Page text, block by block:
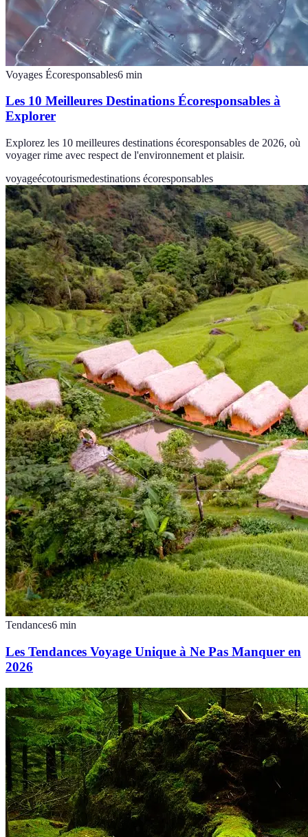
Voyages Écoresponsables6 min
Les 10 Meilleures Destinations Écoresponsables à
Explorer
Explorez les 10 meilleures destinations écoresponsables de 2026, où
voyager rime avec respect de l'environnement et plaisir.
voyageécotourismedestinations écoresponsables
Tendances6 min
Les Tendances Voyage Unique à Ne Pas Manquer en
2026